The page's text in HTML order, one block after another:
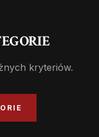
kryteriów.